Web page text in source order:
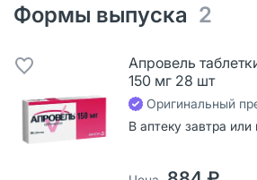
Формы выпуска 2
Апровель
150 мг 28 шт
Оригинальный
В аптеку завтра или